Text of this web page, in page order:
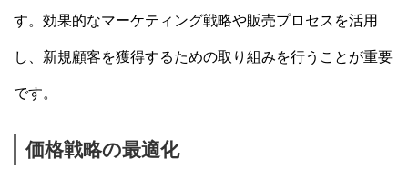
す。効果的なマーケティング戦略や販売プロセスを活用
し、新規顧客を獲得するための取り組みを行うことが重要
です。
価格戦略の最適化